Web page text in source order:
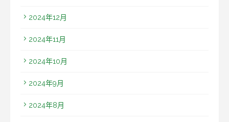
2024年12月
2024年11月
2024年10月
2024年9月
2024年8月